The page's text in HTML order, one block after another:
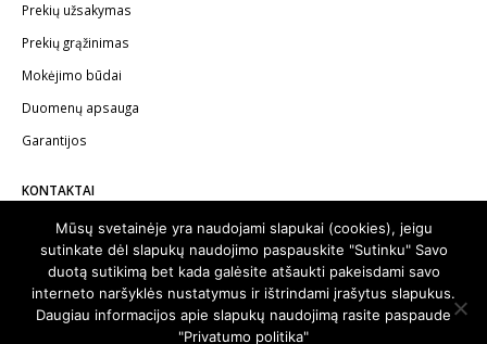
Prekių užsakymas
Prekių grąžinimas
Mokėjimo būdai
Duomenų apsauga
Garantijos
KONTAKTAI
Telefonas:+370 602 62622
El.paštas: info@autodalykai.lt
Mūsų svetainėje yra naudojami slapukai (cookies), jeigu
sutinkate dėl slapukų naudojimo paspauskite "Sutinku" Savo
duotą sutikimą bet kada galėsite atšaukti pakeisdami savo
interneto naršyklės nustatymus ir ištrindami įrašytus slapukus.
Daugiau informacijos apie slapukų naudojimą rasite paspaude
"Privatumo politika"